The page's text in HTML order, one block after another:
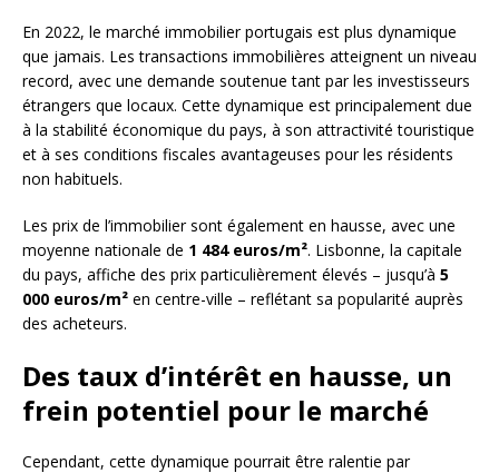
En 2022, le marché immobilier portugais est plus dynamique
que jamais. Les transactions immobilières atteignent un niveau
record, avec une demande soutenue tant par les investisseurs
étrangers que locaux. Cette dynamique est principalement due
à la stabilité économique du pays, à son attractivité touristique
et à ses conditions fiscales avantageuses pour les résidents
non habituels.
Les prix de l’immobilier sont également en hausse, avec une
moyenne nationale de 1 484 euros/m². Lisbonne, la capitale
du pays, affiche des prix particulièrement élevés – jusqu’à 5
000 euros/m² en centre-ville – reflétant sa popularité auprès
des acheteurs.
Des taux d’intérêt en hausse, un
frein potentiel pour le marché
Cependant, cette dynamique pourrait être ralentie par